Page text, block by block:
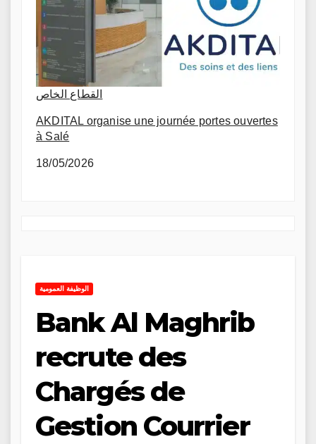
القطاع الخاص
AKDITAL organise une journée portes ouvertes
à Salé
18/05/2026
الوظيفة العمومية
Bank Al Maghrib
recrute des
Chargés de
Gestion Courrier